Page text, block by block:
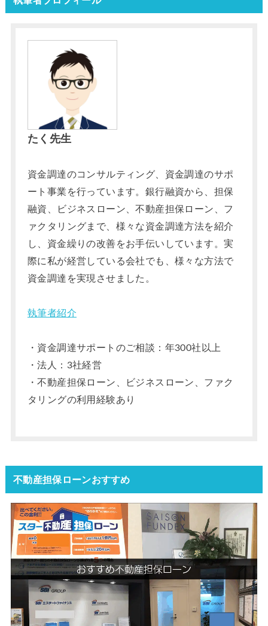
たく先生
資金調達のコンサルティング、資金調達のサポ
ート事業を行っています。銀行融資から、担保
融資、ビジネスローン、不動産担保ローン、フ
ァクタリングまで、様々な資金調達方法を紹介
し、資金繰りの改善をお手伝いしています。実
際に私が経営している会社でも、様々な方法で
資金調達を実現させました。
執筆者紹介
・資金調達サポートのご相談：年300社以上
・法人：3社経営
・不動産担保ローン、ビジネスローン、ファク
タリングの利用経験あり
不動産担保ローンおすすめ